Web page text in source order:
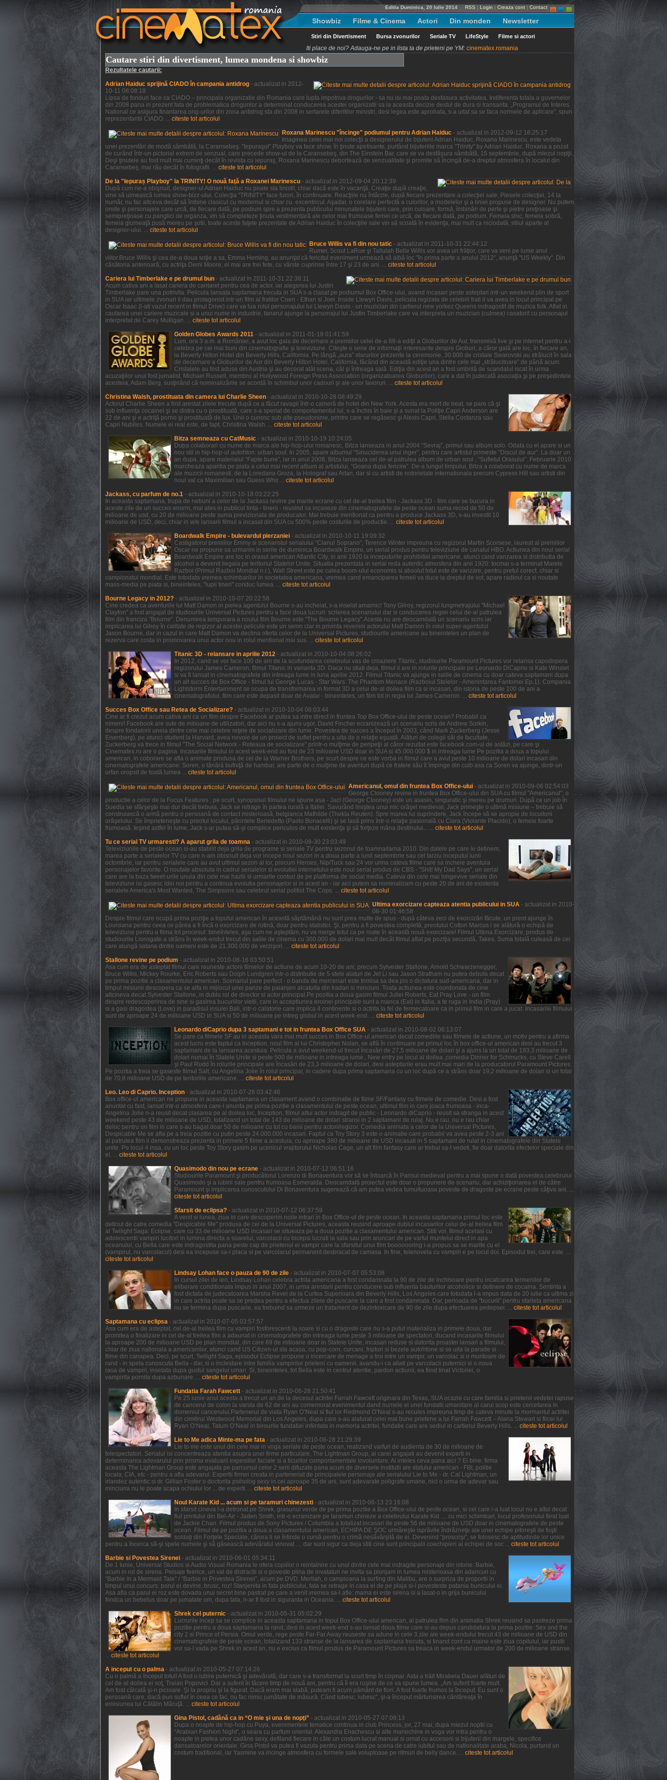
Editia Duminica, 20 Iulie 2014 RSS | Login | Creaza cont | Contact
Showbiz Filme & Cinema Actori Din monden Newsletter
Stiri din Divertisment Bursa zvonurilor Seriale TV LifeStyle Filme si actori
Iti place de noi? Adauga-ne pe in lista ta de prieteni pe YM: cinematex.romania
Cautare stiri din divertisment, lumea mondena si showbiz
Rezultatele cautarii:
Adrian Haiduc sprijină CIADO în campania antidrog - actualizat in 2012-
10-11 08:08:18
Lipsa de fonduri face ca CIADO – principala organizatie din Romania care lupta impotriva drogurilor - sa nu isi mai poata desfasura activitatea. Indiferenta totala a guvernelor
din 2008 pana in prezent fata de problematica drogurilor a determinat conducerea acestei organizatii sa ia aceasta decizie destul de dura si transanta. „Programul de Interes
National ce asigura finantarea ong-urilor din zona antidrog sta din 2008 in sertarele diferitilor ministri, desi legea este aprobata, s-a uitat sa se faca normele de aplicare", spun
reprezentantii CIADO. ... citeste tot articolul
Roxana Marinescu "încinge" podiumul pentru Adrian Haiduc - actualizat in 2012-09-12 16:25:17
Imaginea celei mai noi colecţii a designerului de bijuterii Adrian Haiduc, Roxana Marinescu, este vedeta
unei prezentări de modă sâmbătă, la Caransebeş. "Iepuraşul" Playboy va face show, în ţinute apetisante, purtând bijuteriile marca "Trinity" by Adrian Haiduc. Roxana a pozat
de curând într-un pictorial extrem de senzual, care precede show-ul de la Caransebeş, din The Einstein Bar, care se va desfăşura sâmbătă, 15 septembrie, după miezul nopţii.
Deşi ţinutele au fost mult mai cuminţi decât în revista cu iepuraş, Roxana Marinescu debortează de senzualitate şi promite să încingă de-a dreptul atmosfera în localul din
Caransebeş, mai rău decât în fotografii. ... citeste tot articolul
De la "Iepuraș Playboy" la TRINITY! O nouă faţă a Roxanei Marinescu - actualizat in 2012-09-04 20:12:39
După cum ne-a obişnuit, designer-ul Adrian Haiduc nu poate sta linistit, chiar dacă este în vacanţă. Creaţie după creaţie,
vine să uimească lumea show-bizz-ului. Colecţia "TRINITY" face furori, în continuare. Reacţiile nu întârzie, după fiecare prezentare a colecţiei sale. Piesele colecţiei, 14 la
număr, nu fac altceva decât să îmbine clasicul cu modernul si chiar cu. excentricul. Aşadar, o corelare perfectă a culorilor, a modelelor şi a liniei propuse de designer. Nu putem
omite şi personajele care urcă, de fiecare dată, pe podium spre a prezenta publicului minunatele bijuterii care, prin culoare, formă, îmbinări de perle şi pietre preţioase şi.
semipreţioase cu panglici de organza, vin să completeze ţinuta vestimentară ale celor mai frumoase femei ce urcă, de fiecare dată, pe podium. Femeia shic, femeia sobră,
femeia glumeaţă pusă mereu pe şotii, toate aceste faţete prezentate de Adrian Haiduc în colecţiile sale vin să scoată în evidenţa, mai mult ca niciodată, stilul aparte al
designer-ului. ... citeste tot articolul
Bruce Willis va fi din nou tatic - actualizat in 2011-10-31 22:44:12
Rumer, Scout LaRue şi Tallulah Belle Willis vor avea un frăţior, care va veni pe lume anul
viitor.Bruce Willis şi cea de-a doua soţie a sa, Emma Heming, au anunţat că fericitul eveniment urmează să aibă loc "în prima parte a anului 2012", anunţă "US Weekly". Din
căsătoria anterioară, cu actriţa Demi Moore, el mai are trei fete, cu vârste cuprinse între 17 şi 23 de ani. ... citeste tot articolul
Cariera lui Timberlake e pe drumul bun - actualizat in 2011-10-31 22:38:11
Acum cativa ani a lasat cariera de cantaret pentru cea de actor, iar alegerea lui Justin
Timberlake pare una potrivita. Pelicula lansata saptamana trecuta in SUA s-a clasat pe podiumul Box Office-ului, avand incasari peste asteptari intr-un weekend plin de sport
in SUA iar ultimele zvonuri il dau protagonist intr-un film al fratilor Coen - Ethan si Joel. Inside Llewyn Davis, pelicula regizata de celebrii frati il va avea in locul principal pe
Oscar Isaac (l-ati vazut recent in filmul Drive) care va lua rolul personajului lui Llewyn Davis - un muzician din cartierul new yorkez Queens indragostit de muzica folk. Aflat in
cautarea unei cariere muzicale si a unui nume in industrie, tanarul ajunge la personajul lui Justin Timberlake care va interpreta un muzician (culmea) casatorit cu personajul
interpretat de Carey Mulligan. ... citeste tot articolul
Golden Globes Awards 2011 - actualizat in 2011-01-18 01:41:59
Luni, ora 3 a.m. a României, a avut loc gala de decernare a premiilor celei de-a 68-a ediţii a Globurilor de Aur, transmisă live şi pe internet pentru a-i
celebra pe cei mai buni din cinematografie şi televiziune. Citeşte o serie de informaţii interesante despre Globuri, a căror gală are loc, în fiecare an,
la Beverly Hilton Hotel din Beverly Hills, California. Pe lângă „aura” starurilor prezente la ceremonie, 30.000 de cristale Swarovski au strălucit în sala
de decernare a Globurilor de Aur din Beverly Hilton Hotel, California, făcând din această ediţie una dintre cele mai „strălucitoare” de până acum.
Cristalele au fost aduse din Austria şi au decorat atât scena, cât şi întreaga sală. Ediţia din acest an a fost umbrită de scandalul iscat în urma
acuzaţiilor unui fost jurnalist, Michael Russell, membru al Hollywood Foreign Press Association (organizatoarea Globurilor), care a dat în judecată asociaţia şi pe preşedintele
acesteia, Adam Berg, susţinând că nominalizările se acordă în schimbul unor cadouri şi ale unor favoruri. ... citeste tot articolul
Christina Walsh, prostituata din camera lui Charlie Sheen - actualizat in 2010-10-28 08:49:29
Actorul Charlie Sheen a fost arestat zilele trecute după ce a făcut ravagii într-o cameră de hotel din New York. Acesta era mort de beat, se pare că şi
sub influenţa cocainei şi se distra cu o prostituată, care s-a speriat de comportamentul lui, s-a închis în baie şi a sunat la Poliţie.Capri Anderson are
22 de ani şi e actriţă porno şi prostituată de lux. Unii o cunosc sub alte pseudonime, printre care se regăsesc şi Alexis Capri, Stella Costanza sau
Capri Nubiles. Numele ei real este, de fapt, Christina Walsh. ... citeste tot articolul
Bitza semneaza cu CatMusic - actualizat in 2010-10-19 10:24:05
Dupa colaborari cu nume de marca ale hip-hop-ului romanesc, Bitza lanseaza in anul 2004 “Sevraj”, primul sau album solo. Odata cu el apare si un
nou stil in hip-hop-ul autohton: urban soul. In 2005, apare albumul “Sinuciderea unui inger”, pentru care artistul primeste “Discul de aur”. La doar un
an dupa, apare materialul “Fapte bune”, iar in anul 2008, Bitza lanseaza cel de-al patrulea album de urban soul , “Sufletul Orasului”. Februarie 2010
marcheaza aparitia pe piata a celui mai recent album al artistului, “Goana dupa fericire”. De-a lungul timpului, Bitza a colaborat cu nume de marca
ale muzicii romanesti, de la Loredana Groza, la Holograf sau Artan, dar si cu artisti de notorietate internationala precum Cypress Hill sau artisti din
noul val ca Maximilian sau Guess Who ... citeste tot articolul
Jackass, cu parfum de no.1 - actualizat in 2010-10-18 03:22:25
In aceasta saptamana, trupa de nebuni a celor de la Jackass revine pe marile ecrane cu cel de-al treilea film - Jackass 3D - film care se bucura in
aceste zile de un succes enorm, mai ales in publicul tinta - tinerii - reusind sa incaseze din cinematografele de peste ocean suma recod de 50 de
milioane de usd, cu 20 de milioane peste suma previzionata de producator. Mai trebuie mentionat ca pentru a produce Jackass 3D, s-au investit 10
milioane de USD, deci, chiar in w/e lansarii filmul a incasat din SUA cu 500% peste costurile de productie. ... citeste tot articolul
Boardwalk Empire - bulevardul pierzaniei - actualizat in 2010-10-11 19:09:32
Castigatorul premiilor Emmy si scenaristul serialului "Clanul Soprano", Terence Winter impreuna cu regizorul Martin Scorsese, laureat al premiilor
Oscar ne propune sa urmarim in serile de duminica Boardwalk Empire, un serial produs pentru televiziune de canalul HBO. Actiunea din noul serial
Boardwalk Empire are loc in orasul american Atlantic City, in anii 1920 la inceputurile prohibitiei americane, atunci cand vanzarea si distributia de
alcohol a devenit ilegala pe teritoriul Statelor Unite. Situatia prezentata in serial reda autentic atmosfera din anii 1920: tocmai s-a terminat Marele
Razboi (Primul Razboi Mondial n.r.), Wall Street este pe calea boom-ului economis si absolut totul este de vanzare, pentru pretul corect, chiar si
campionatul mondial. Este totodata vremea schimbarilor in societatea americana, vremea cand emanciparea femeii va duce la dreptul de vot, apare radioul ca si noutate
mass-media pe piata si, bineinteles, "lupii tineri" conduc lumea. ... citeste tot articolul
Bourne Legacy in 2012? - actualizat in 2010-10-07 20:22:58
Cine credea ca aventurile lui Matt Damon in pielea agentului Bourne s-au incheiat, s-a inselat amarnic! Tony Gilroy, regizorul lungmetrajului "Michael
Clayton" a fost angajat de studiourile Universal Pictures pentru a face doua lucruri: scrierea scenariului dar si conducerea regiei celui de-al patrulea
film din franciza "Bourne". Denumirea temporara a noului film Bourne este "The Bourne Legacy".Acesta nu are deocamdată un scenariu scris iar
implicarea lui Gilroy în calitate de regizor al acestei pelicule este un semn clar in privinta revenirii actorului Matt Damon în rolul super-agentului
Jason Bourne, dar in cazul in care Matt Damon va declina oferta celor de la Universal Pictures, studiourile americane au bineinteles un plan de
rezerva care costa in promovarea unui actor nou in rolul mentionat mai sus. ... citeste tot articolul
Titanic 3D - relansare in aprilie 2012 - actualizat in 2010-10-04 08:26:02
In 2012, cand se vor face 100 de ani de la scufundarea celebrului vas de croaziere Titanic, studiourile Paramount Pictures vor relansa capodopera
regizorului James Cameron, filmul Titanic in varianta 3D. Daca nu stiati deja, filmul ii are in rolurile principale pe Leonardo DiCaprio si Kate Winslet
si va fi lansat in cinematografele din intreaga lume in luna aprilie 2012. Filmul Titanic va ajunge in salile de cinema cu doar cateva saptamani dupa
un alt succes de Box Office - filmul lui George Lucas - Star Wars: The Phantom Menace (Razboiul Stelelor - Amenintarea Fantomei Ep.1). Compania
Lightstorm Entertainment se ocupa de transformarea in format 3D a celui de-al doilea film ca si incasari, din istoria de peste 100 de ani a
cinematografului, film care este depasit doar de Avatar - bineinteles, un film tot in regia lui James Cameron. ... citeste tot articolul
Succes Box Office sau Retea de Socializare? - actualizat in 2010-10-04 08:03:44
Cine ar fi crezut acum cativa ani ca un film despre Facebook ar putea sa intre direct in fruntea Top Box Office-ului de peste ocean? Probabil ca
nimeni! Facebook are sute de milioane de utilizatori, dar aici nu s-a ajuns uşor. David Fincher ecranizează un scenariu scris de Andrew Sorkin,
despre fondatorii uneia dintre cele mai celebre reţele de socializare din lume. Povestea de succes a început în 2003, când Mark Zuckerberg (Jesse
Eisenberg), pe atunci student la Harvard, avea nevoie de un proiect de suflet pentru a uita de o relaţie eşuată. Alături de colegii săi de facultate,
Zuckerberg va trece in filmul "The Social Network - Reteaua de socializare" printr-o mulţime de peripeţii al căror rezultat este facebook.com-ul de astăzi, pe care şi
Cinematex.ro are o pagina. Incasarile filmului in acest week-end au fost de 23 milioane USD doar in SUA si 45.000.000 $ in intreaga lume Pe pozitia a doua a topului
american, in coborare se afla o animate produsa de cei de la Warner Brothers, pe scurt despre ce este vorba in filmul care a avut peste 10 milioane de dolari incasari din
cinematografele americane: Soren, o tânără bufniţă de hambar, are parte de o mulţime de aventuri după ce fratele său îl împinge din cuib asa ca Soren va ajunge, dintr-un
orfan oropsit de toată lumea ... citeste tot articolul
Americanul, omul din fruntea Box Office-ului - actualizat in 2010-09-06 02:54:03
George Clooney revine in fruntea Box Office-ului din SUA cu filmul "Americanul", o
productie a celor de la Focus Features ; pe scurt, synopsisul filmului ne spune asa - Jacl (George Clooney) este un asasin, singuratic şi mereu pe drumuri. După ce un job în
Suedia se sfârşeşte mai dur decât trebuia, Jack se retrage în partea rurală a Italiei. Savurând liniştea unui mic orăşel medieval, Jack primeşte o ultimă misiune – trebuie să
construiască o armă pentru o persoană de contact misterioasă, belgianca Mathilde (Thekla Reuten). Spre marea lui suprindere, Jack începe să se apropie de locuitorii
orăşelului. Se împrieteneşte cu preotul locului, părintele Benedetto (Paolo Bonacelli) şi se lasă prins într-o relaţie pasională cu Clara (Violante Placido), o femeie foarte
frumoasă. Ieşind astfel în lume, Jack s-ar putea să-şi complice periculos de mult existenţa şi să forţeze mâna destinului... ... citeste tot articolul
Tu ce serial TV urmaresti? A aparut grila de toamna - actualizat in 2010-08-30 23:03:49
Televiziunile de peste ocean si-au stabilit deja grila de programe si seriale TV pentru sezonul de toamna/iarna 2010. Din datele pe care le detinem,
marea parte a serialelor TV cu care n-am obisnuit deja vor incepe noul sezon in a doua parte a lunii septembrie sau cel tarziu inceputul lunii
octombrie, iar pentru serialele care au avut ultimul sezon al lor, precum Heroes, Nip/Tuck sau 24 vor urma cateva filme care sa incheie aventura
personajelor favorite. O noutate absoluta in cadrul serialelor si evolutiei internetului este noul serial produs de CBS - "Shit! My Dad Says", un serial
care are la baza tweet-urile unuia din cele mai hazlii si urmarile conturi de pe platforma de social media. Cateva din cele mai longevive seriale din
televiziune isi gasesc idei noi pentru a continua evolutia personajelor si in acest an - iar aici putem sa nominalizam cu peste 20 de ani de existenta
serialele America's Most Wanted, The Simpsons sau celebrul serial politist The Cops. ... citeste tot articolul
Ultima exorcizare capteaza atentia publicului in SUA - actualizat in 2010-
08-30 01:46:58
Despre filmul care ocupă prima poziţie a topului american în această săptămână nu sunt prea multe de spus - după câteva zeci de exorcizări făcute, un preot ajunge în
Louisiana pentru ceea ce părea a fi încă o exorcizare de rutină, doar pentru statistici. Şi, pentru a fi povestea completă, preotului Cotton Marcus i se alătură o echipă de
televiziune pentru a filma tot procesul: bineînteles, aşa cum ne aşteptăm, nu va merge totul ca pe roate în această nouă exorcizare! Filmul Ultima Exorcizare, produs de
studiourile Lionsgate a strâns în week-endul trecut din salile de cinema cu 300.000 de dolari mai mult decât filmul aflat pe poziţia secundă, Takes. Suma totală culeasă de cei
care alungă satana dintre oameni este de 21.300.000 de verzişori. ... citeste tot articolul
Stallone revine pe podium - actualizat in 2010-08-16 03:50:51
Asa cum era de asteptat filmul care reuneste actorii filmelor de actiune de acum 10-20 de ani, precum Sylvester Stallone, Arnold Schwarzenegger,
Bruce Willis, Mickey Rourke, Eric Roberts sau Dolph Lundgren intr-o distributie de 5 stele alaturi de Jet Li sau Jason Stratham nu putea debuta decat
pe prima pozitie a clasamentului american. Scenariul pare perfect - o banda de mercenari este trimisa sa dea jos o dictatura sud-americana, dar in
timpul misiunii descopera ca se alfa in mijlocul unei panze de paianjen alcatuita din tradari si minciuni. Toata actiunea este coordonata de cine
altcineva decat Sylvester Stallone, in dublu rol de director si actor principal.Pe pozitia a doua gasim filmul Juliei Roberts, Eat Pray Love - un film
despre redescoperirea de sine si gasirea bucuriilor vietii, care in acceptiunea eroinei principale sunt a manca (Eat) in Italia, a te ruga in India (Pray)
si a gasi dragostea (Love) in paradisul insulei Bali, intr-o calatorie care implica 4 continente si o actrita la fel de fermecatoare ca in primul film in care a jucat. Incasarile filmului
sunt de aproape 24 de milioane USD in SUA si 50 de milioane pe intreg globul in acest week-end. ... citeste tot articolul
Leonardo diCaprio dupa 3 saptamani e tot in fruntea Box Office SUA - actualizat in 2010-08-02 06:13:07
Se pare ca filmele SF au in aceasta vara mai mult succes in Box Office-ul american decat comediile sau filmele de actiune, un motiv pentru a afirma
acest lucru este faptul ca Inception, noul film al lui Christopher Nolan, se află în continuare pe primul loc în box office-ul american desi au trecut 3
saptamani de la lansarea acestuia. Pelicula a avut weekend-ul trecut încasări de 27,5 milioane de dolari şi a ajuns la un total de 193,3 milioane de
dolari numai în Statele Unite si peste 500 de milioane in intreaga lume.. New entry pe locul al doilea ,comedia Dinner for Schmucks, cu Steve Carell
şi Paul Rudd în rolurile principale are încasări de 23,3 milioane de dolari, desi asteptarile erau mult mai mari de la producatorul Paramount Pictures.
Pe pozitia a treia se gaseste filmul Salt, cu Angelina Jolie în rolul principal, in cadere dupa prima saptamana cu un loc după ce a strâns doar 19,2 milioane de dolari si un total
de 70,8 milioane USD de pe teritoriile americane. ... citeste tot articolul
Leo. Leo di Caprio. Inception - actualizat in 2010-07-26 03:42:46
Box office-ul american ne propune in aceasta saptamana un clasament avand o combinatie de filme SF/Fantasy cu filmele de comedie. Desi a fost
anuntat cu fast, lansat intr-o atmosfera care-l anunta pe prima pozitie a clasamentului de peste ocean, ultimul film in care joaca frumoasa - inca-
Angelina Jolie n-a reusit decat clasarea pe al doilea loc, Inception, filmul altui actor indragit de public - Leonardo diCaprio - reusit sa stranga in acest
weekend peste 43 de milioane de USD, totalizand un total de 143 de milioane de dolari stransi in 2 saptamani de rulaj. Nu e rau, nu e rau chiar
deloc pentru un film in care s-au bagat doar 50 de milioane cu tot cu banii pentru actori/regizor. Comedia animata a celor de la Universal Pictures,
Despicable Me se afla pe a treia pozitie cu putin peste 24.000.000 incasari. Faptul ca Toy Story 3 este o animatie care probabil va avea peste 2-3 ani
al patrulea film il demonstreaza prezenta in primele 5 filme a acestuia, cu aproape 380 de milioane de USD incasati in 5 saptamani de rulat in cinematografele din Statele
unite. Pe locul 4 insa, cu un loc peste Toy Story gasim pe ucenicul vrajitorului Nicholas Cage, un alt film fantasy care ar trebui sa-l vedeti, fie doar datorita efectelor speciale din
el. ... citeste tot articolul
Quasimodo din nou pe ecrane - actualizat in 2010-07-12 06:51:16
Studiourile Paramount şi producătorul Lorenzo di Bonaventura vor să se întoarcă în Parisul medieval pentru a mai spune o dată povestea celebrului
Quasimodo şi a iubirii sale pentru frumoasa Esmeralda. Deocamdată proiectul este doar o propunere de scenariu, dar achiziţionarea ei de către
Paramount şi implicarea cunoscutului Di Bonaventura sugerează că am putea vedea tumultuoasa poveste de dragoste pe ecrane peste câţiva ani. ...
citeste tot articolul
Sfarsit de eclipsa? - actualizat in 2010-07-12 06:37:59
A venit si lunea, ziua in care descoperim noile intrari in Box Office-ul de peste ocean. In aceasta saptamana primul loc este
detinut de catre comedia "Despicable Me" produsa de cei de la Universal Pictures, aceasta reusind aproape dublul incasarilor celui de-al treilea film
al Twilight Saga: Eclipse, care cu 33 de milioane USD incasari se situeaza pe a doua pozitie a clasamentului american. Stiti voi, filmul acelasi cu
adolescentii vampiri lucitori in lumina directa a soarelui, varcolacii cu bicepsi lucrati la sala sau prin aruncari de pe varful muntelui direct in apa
oceanului, cu Bella care este indragostita pana peste cap de prietenul ei vampir care la sfarsitul unui film booooooring i-a propus sa se marite cu el
(vampirul, nu varcolacul) desi ea incepuse sa-l placa si pe varcolacul permanent desbracat de camasa. In fine, telenovela cu vampiri e pe locul doi. Episodul trei, care este. ...
citeste tot articolul
Lindsay Lohan face o pauza de 90 de zile - actualizat in 2010-07-07 05:53:08
In cursul zilei de ieri, Lindsay Lohan celebra actrita americana a fost condamnata la 90 de zile de inchisoare pentru incalcarea termenilor de
eliberare conditionata impus in anul 2007, in urma arestarii pentru conducere sub influenta bauturilor alcoholice si detinere de cocaina. Sentinta a
fost dictata de judecatoarea Marsha Revel de la Curtea Superioara din Beverly Hills, Los Angeles care totodata i-a impus data de 20 iulie ca ultima zi
in care actrita poate sa se predea pentru a efectua zilele de puscarie la care a fost condamnata. Dar, perioada de "bucurii" pentru starleta americana
nu se termina dupa puscarie, ea trebuind sa urmeze un tratament de dezintoxicare de 90 de zile dupa efectuarea pedepsei. ... citeste tot articolul
Saptamana cu eclipsa - actualizat in 2010-07-05 03:57:57
Asa cum era de asteptat, cel de-al treilea film cu vampiri fosforescenti la soare si cu o dragoste care nu s-a putut materializa in primele doua, dar
promitea o finalizare in cel de-al treilea film a adaunat in cinematografele din intreaga lume peste 3 milioane de spectatori, ducand incasarile filmului
la aproape 200 de milioane USD pe plan mondial, din care 69 de milioane doar in Statele Unite, incasari reduse si datorita proastei lansari a filmului,
chiar de ziua nationala a americanilor, atunci cand US Citizen-ul sta acasa, cu pop-corn, curcani, fripturi si bezele autohtone si se uita la parade si
filme din canapea. Deci, pe scurt, Twilight Saga, episodul Eclipse propune o incercare de menage a troi intre un vampir, un varcolac si o muritoare de
rand - in speta cunoscuta Bella - dar, si o inclestare intre familia vampirilor prieteni cu oamenii, avandu-i ca aliati pe varcolacii puternici si o noua
rasa de vampiri, insetata dupa gustul sangelui uman. Si, bineinteles, tot Bella este in centrul atentie, pardon actiunii, ea fiind tinat Victoriei, o
vampirita pornita dupa azbunare. ... citeste tot articolul
Fundatia Farah Fawcett - actualizat in 2010-06-28 21:50:41
Pe 25 iunie anul acesta a trecut un an de la decesul actritei Farrah Fawcett originara din Texas, SUA ocazie cu care familia si prietenii vedetei rapuse
de cancerul de colon la varsta de 62 de ani au comemorat evenimentul dand numele ei unei fundatii umanitare al carui scop este cercetarea in
domeniul cancerului.Partenerul de viata Ryan O’Neal si fiul lor Redmond O’Neal s-au recules impreuna timp de cateva minute la mormantul actritei
din cimitirul Westwood Memorial din Los Angeles, dupa care s-au alaturat celei mai bune prietene a lui Farrah Fawcett – Alana Stewart si fiicei lui
Ryan O’Neal, Tatum O’Neal in birourile fundatiei infiintata in memoria actritei, fundatie care are sediul in cartierul Beverly Hills. ... citeste tot articolul
Lie to Me adica Minte-ma pe fata - actualizat in 2010-06-28 21:29:39
Lie to me este unul din cele mai in voga seriale de peste ocean, realizand varfuri de audienta de 30 de milioane de
telespectatori. Serialul isi concentreaza atentia asupra unei firme particulare, The Lightman Group, ai carei angajati au devenit experti in
determinarea adevarului prin prisma evaluarii expesiilor faciale si a ticurilor comportamentale involuntare. Ai inteles ceva pana aici ? Ei bine, firma
aceasta The Lightman Group este angajata pe parcursul celor 2 serii difuzate pana acum de diversele institutii ale statului american - FBI, politie
locala, CIA, etc - pentru a afla adevarul. Expertii firmei creata in parteneriat de principalele personaje ale serialului Lie to Me - dr. Cal Lightman, un
irlandez autentic si dr. Gillian Foster o doctorita psiholog sexy in cei aproape 35 de ani, sunt adevarate poligrafe umane, nici o urma de adevar sau
minciuna nu le poate scapa ochiului lor ... de experti. ... citeste tot articolul
Noul Karate Kid ... acum si pe taramuri chinezesti - actualizat in 2010-06-13 23:16:08
In sfarsit cineva l-a detronat pe Shrek, grasunul verde de pe prima pozitie a Box Office-ului de peste ocean, si cel care i-a luat locul nu e altul decat
fiul printului din Bel-Air - Jaden Smith, intr-o ecranizare pe taramuri chineze a celebrului Karate Kid .... cu mici schimbari, locul profesorului fiind luat
de Jackie Chan. Filmul produs de Sony Pictures / Columbia a totalizat incasari de peste 56 de milioane de USD doar in cinematografele de peste
ocean. Filmul de pe pozitia a doua a clasamentului american, ECHIPA DE ŞOC urmăreşte isprăvile îndrăzneţe ale unei echipe pitoreşti de foşti
soldaţi din Forţele Speciale, cărora li se întinde o cursă pentru o crimă nesăvârşită de ei. Devenind "proscrişi", se folosesc de aptitudinile lor unice
pentru a încerca să-şi spele numele şi să găsească adevăratul vinovat .... dar sunt sigur ca deja stiti cine sunt principalii coechipieri ai echipei de soc ... citeste tot articolul
Barbie si Povestea Sirenei - actualizat in 2010-06-01 05:34:11
De 1 Iunie, Universal Studios si Audio Visual Romania le ofera copiilor o reintalnire cu unul dintre cele mai indragite personaje din istorie: Barbie,
acum in rol de sirena. Peisaje feerice, un val de distractii si o poveste plina de invataturi ne invita sa plonjam in lumea misterioasa din adancuri cu
“Barbie in a Mermaid Tale” / “Barbie in Povestea Sirenei”, acum pe DVD. Merliah, o campioana la surfing din Malibu, are o surpriza de proportii in
timpul unui concurs: parul ei devine, brusc, roz! Stanjenita in fata publicului, fata se retrage in casa ei de pe plaja si-i povesteste patania bunicului ei.
Asa afla ca parul ei roz este dovada unui secret bine pastrat pe care a venit vremea sa-l afle: mama ei este sirena si a lasat-o in grija bunicului
fiindca un bebelus doar pe jumatate om, dupa tata, n-ar fi fost in siguranta in Oceania. ... citeste tot articolul
Shrek cel puternic - actualizat in 2010-05-31 05:02:29
Lucrurile incep sa se complice in aceasta saptamana in topul Box Office-ului american, al patrulea film din animatia Shrek reusind sa pastreze prima
pozitie pentru a doua saptamana la rand, desi in acest week-end s-au lansat doua filme care si-au depus candidatura la prima pozitie: Sex and the
city 2 si Prince of Persia. Omul verde, rege peste Far-Far Away reuseste sa adune in cele 3 zile ale week-endului trecut 43 de milioane de USD din
cinematografele de peste ocean, totalizand 133 stranse de la lansarea de saptamana trecuta, si tinand cont ca maine este ziua copilului, iar pustii
vor sa-l vada pe Shrek in acest an, nu e exclus ca filmul produs de Paramount Pictures sa treaca in week-endul urmator de 200 de milioane stranse.
... citeste tot articolul
A inceput cu o palma - actualizat in 2010-05-27 07:14:26
Cu o palmă a început totul! A fost o iubire puternică şi adevărată, dar care s-a transformat la scurt timp în coşmar. Asta a trăit Mirabela Dauer alături de
cel de-al doilea ei soţ, Traian Popovici. Dar a suferit în tăcere timp de nouă ani, pentru că îi era ruşine de ce va spune lumea. „Am suferit foarte mult.
Am fost călcată şi-n picioare. Şi la propriu şi la figurat. Dacă eram mai slabă, puteam fi acum pământ de flori. A fost foarte frumos la început. Eu sunt o
persoană care, dacă pun suflet în ceea ce fac, nu fac nimic jumătate de măsură. Când iubesc, iubesc”, şi-a început mărturisirea cântăreaţa în
emisiunea lui Cătălin Măruţă. ... citeste tot articolul
Gina Pistol, cadână ca in “O mie şi una de nopţi” - actualizat in 2010-05-27 07:09:13
Dupa o noapte de hip-hop cu Puya, evenimentele tematice continua in club Princess, joi, 27 mai, dupa miezul noptii cu
“Arabian Fashion Night”, o seara cu parfum oriental. Alexandra Enachescu si alte manechine in voga vor intra pentru o
noapte in pielea unor cadâne sexy, defiland fiecare in câte un costum lucrat manual si ornat cu accesorii si bijuterii din margele, specifice
dansatoarelor orientale. Gina Pistol va putea fi vazuta pentru prima data pe scena de catre iubitul sau de nationalitate araba, Nicola, purtand un
costum traditional, iar Yasmine va incinge atmosfera cu formele sale voluptoase pe ritmuri de belly dance. ... citeste tot articolul